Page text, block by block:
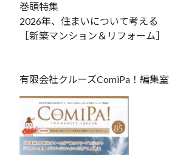
巻頭特集
2026年、住まいについて考える
［新築マンション＆リフォーム］
有限会社クルーズComiPa！編集室